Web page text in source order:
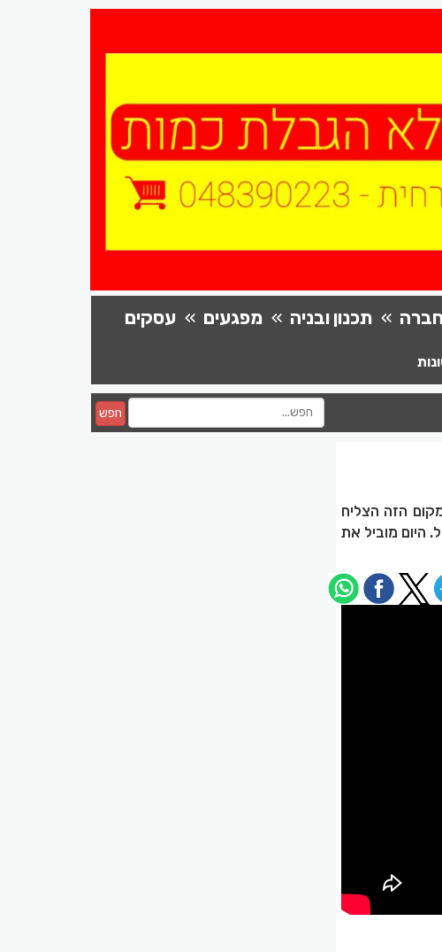
חברה תכנון ובניה מפגעים
עסקים
חפש
הזה הצליח
היום מוביל את